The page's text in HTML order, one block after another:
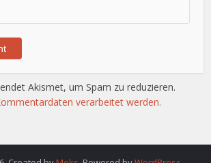
Akismet, um Spam zu reduzieren.
verarbeitet werden.